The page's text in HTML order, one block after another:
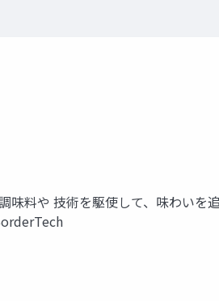
料や 技術を駆使して、味わいを